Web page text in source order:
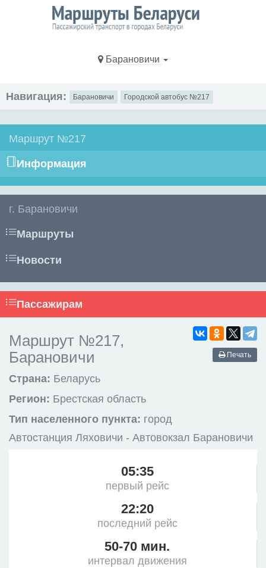
Барановичи
Навигация: Барановичи Городской автобус №217
Маршрут №217
Информация
г. Барановичи
Маршруты
Новости
Пассажирам
Печать
Маршрут №217,
Барановичи
Страна: Беларусь
Регион: Брестская область
Тип населенного пункта: город
Автостанция Ляховичи - Автовокзал Барановичи
05:35
первый рейс
22:20
последний рейс
50-70 мин.
интервал движения